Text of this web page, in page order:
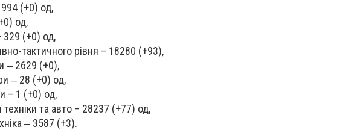
(+0) од,
од,
329 (+0) од,
тактичного рівня – 18280 (+93),
‒ 2629 (+0),
‒ 28 (+0) од,
– 1 (+0) од,
техніки та авто – 28237 (+77) од,
‒ 3587 (+3).